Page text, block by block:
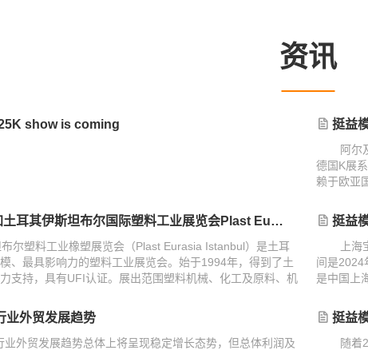
资讯
show is coming 挺益模
阿尔
德国K展
赖于欧亚
其伊斯坦布尔国际塑料工业展览会Plast Eurasia Istanbul 2024
尔塑料工业橡塑展览会（Plast Eurasia Istanbul）是土耳
、最具影响力的塑料工业展览会。始于1994年，得到了土
支持，具有UFI认证。展出范围塑料机械、化工及原料、机
挺益
上
间是2024
是中国上
业外贸发展趋势
业外贸发展趋势总体上将呈现稳定增长态势，但总体利润及
挺益
随着